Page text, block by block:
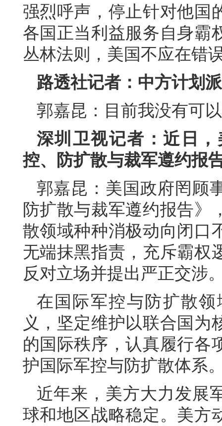
强烈呼声，停止针对他国
各国正当利益服务自身霸
丛林法则，美国不应在错
路透社记者：中方计划
郭嘉昆：目前我没有可
深圳卫视记者：近日
控、防扩散与裁军遵约报
郭嘉昆：美国政府罔顾
防扩散与裁军遵约报告》
散领域种种消极动向闭口
无端抹黑指责，充斥霸权
反对立场并提出严正交涉
在国际军控与防扩散
义，坚定维护以联合国为
的国际秩序，认真履行各
护国际军控与防扩散体系
近年来，美方大力发展
球和地区战略稳定。美方